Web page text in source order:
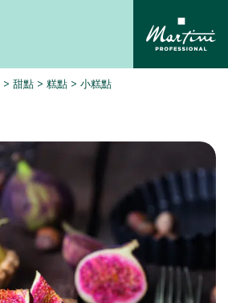
>甜點 >糕點 >小糕點